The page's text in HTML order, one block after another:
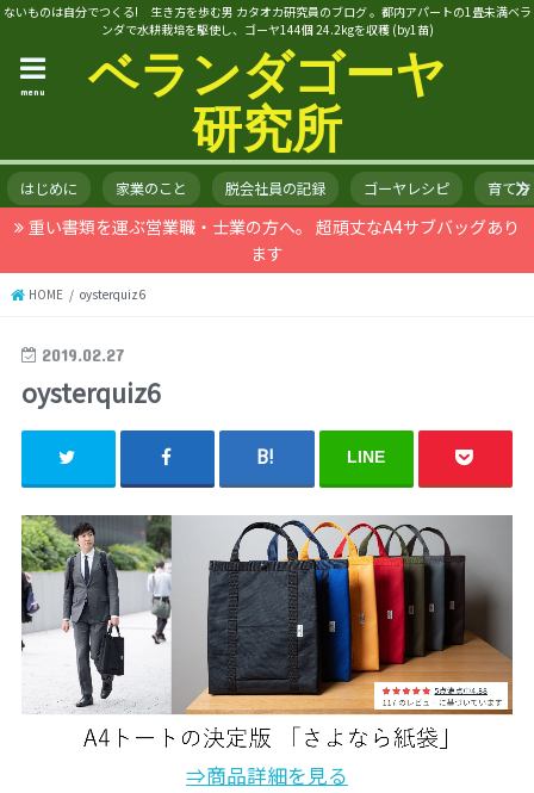
ないものは自分でつくる! 生き方を歩む男 カタオカ研究員のブログ 。都内アパートの1畳未満ベラ
ンダで水耕栽培を駆使し、ゴーヤ144個 24.2kgを収穫 (by1苗)
ベランダゴーヤ
研究所
menu
はじめに 家業のこと 脱会社員の記録 ゴーヤレシピ 育て方
重い書類を運ぶ営業職・士業の方へ。 超頑丈なA4サブバッグあり
ます
HOME oysterquiz6
2019.02.27
oysterquiz6
LINE
⇒商品詳細を見る